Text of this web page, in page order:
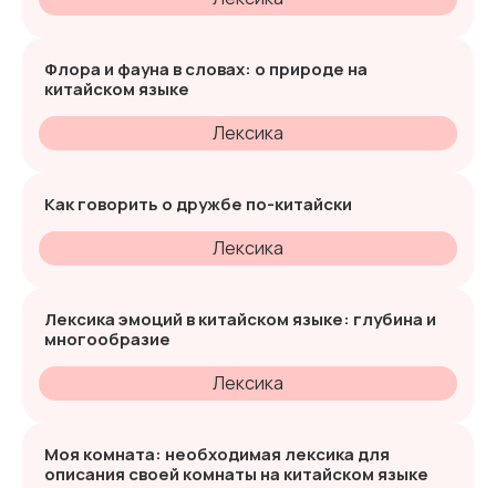
Флора и фауна в словах: о природе на
китайском языке
Лексика
Как говорить о дружбе по-китайски
Лексика
Лексика эмоций в китайском языке: глубина и
многообразие
Лексика
Моя комната: необходимая лексика для
описания своей комнаты на китайском языке